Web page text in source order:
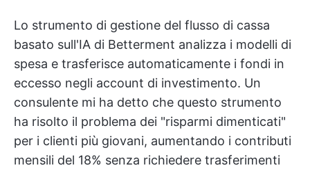
Lo strumento di gestione del flusso di cassa
basato sull'IA di Betterment analizza i modelli di
spesa e trasferisce automaticamente i fondi in
eccesso negli account di investimento. Un
consulente mi ha detto che questo strumento
ha risolto il problema dei "risparmi dimenticati"
per i clienti più giovani, aumentando i contributi
mensili del 18% senza richiedere trasferimenti